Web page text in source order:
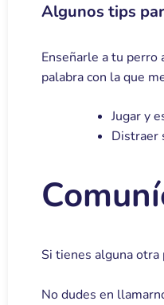
Algunos tips
Enseñarle a tu perro
palabra con la que
Jugar y
Distraer
Si tienes alguna otra
No dudes en